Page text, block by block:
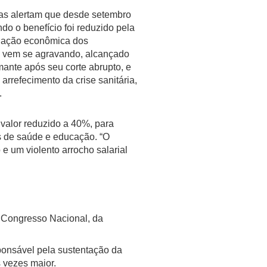
alertam que desde setembro
o benefício foi reduzido pela
econômica dos
se agravando, alcançado
após seu corte abrupto, e
da crise sanitária,
reduzido a 40%, para
saúde e educação. “O
um violento arrocho salarial
Nacional, da
pela sustentação da
maior.